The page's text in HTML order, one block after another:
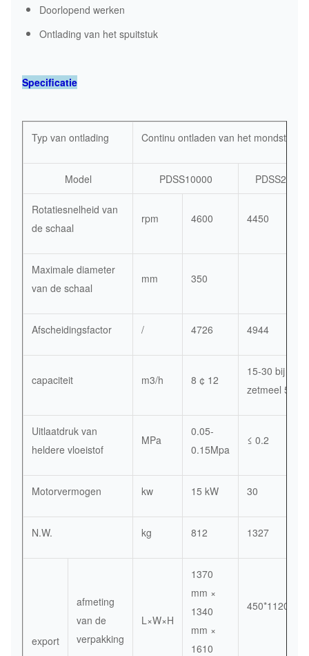
Doorlopend werken
Ontlading van het spuitstuk
Specificatie
Typ van ontlading Continu ontladen van het mondstuk
Model PDSS10000 PDSS20-30
Rotatiesnelheid van
de schaal
rpm 4600 4450
Maximale diameter
van de schaal
mm 350
Afscheidingsfactor / 4726 4944
capaciteit m3/h 8 ¢ 12
15-30 bij
zetmeel 5-
Uitlaatdruk van
heldere vloeistof
MPa
0.05-
0.15Mpa
≤ 0.2
Motorvermogen kw 15 kW 30
N.W. kg 812 1327
export
afmeting
van de
verpakking
L×W×H
1370
mm ×
1340
mm ×
1610